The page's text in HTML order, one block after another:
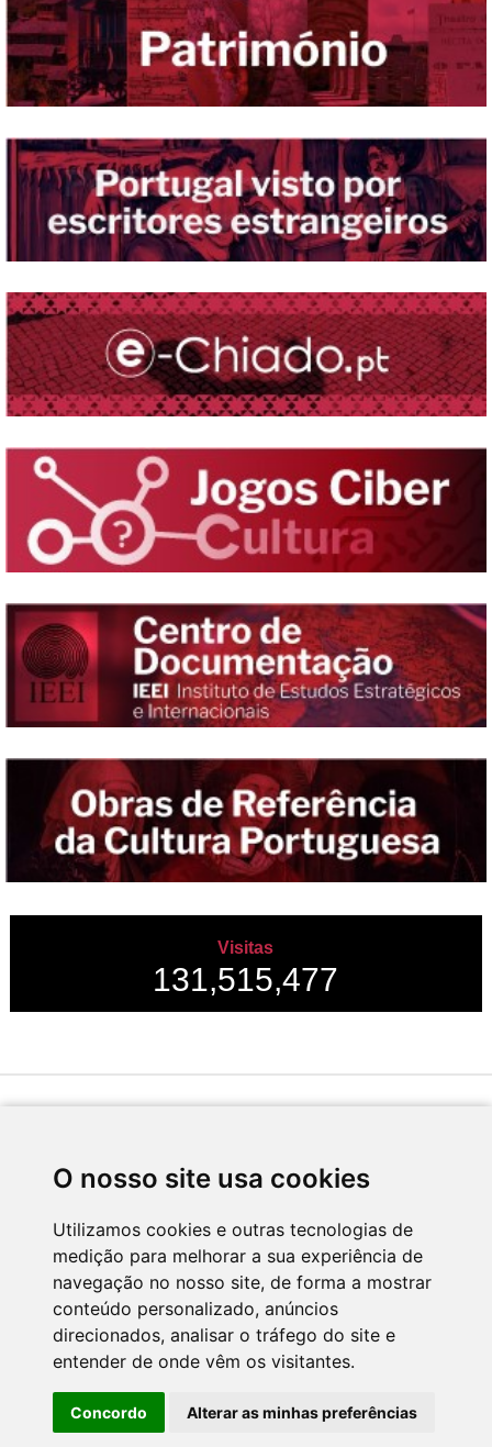
O nosso site usa cookies
Utilizamos cookies e outras tecnologias de
medição para melhorar a sua experiência de
navegação no nosso site, de forma a mostrar
conteúdo personalizado, anúncios
direcionados, analisar o tráfego do site e
entender de onde vêm os visitantes.
Concordo Alterar as minhas preferências
Visitas
131,515,477
CNC - Centro Nacional de Cultura 2026 © Todos os direitos reservados